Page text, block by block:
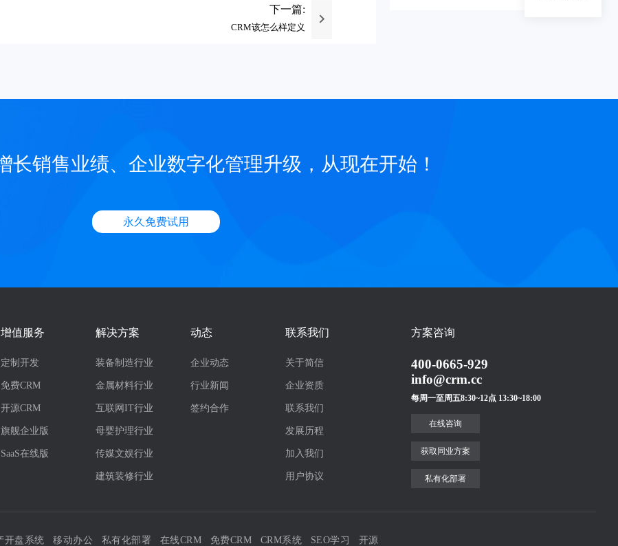
下一篇:
CRM该怎么样定义
长销售业绩、企业数字化管理升级，从现在开始！
永久免费试用
增值服务
定制开发
免费CRM
开源CRM
旗舰企业版
SaaS在线版
解决方案
装备制造行业
金属材料行业
互联网IT行业
母婴护理行业
传媒文娱行业
建筑装修行业
动态
企业动态
行业新闻
签约合作
联系我们
关于简信
企业资质
联系我们
发展历程
加入我们
用户协议
方案咨询
400-0665-929
info@crm.cc
每周一至周五8:30~12点 13:30~18:00
在线咨询
获取同业方案
私有化部署
开盘系统 移动办公 私有化部署 在线CRM 免费CRM CRM系统 SEO学习 开源